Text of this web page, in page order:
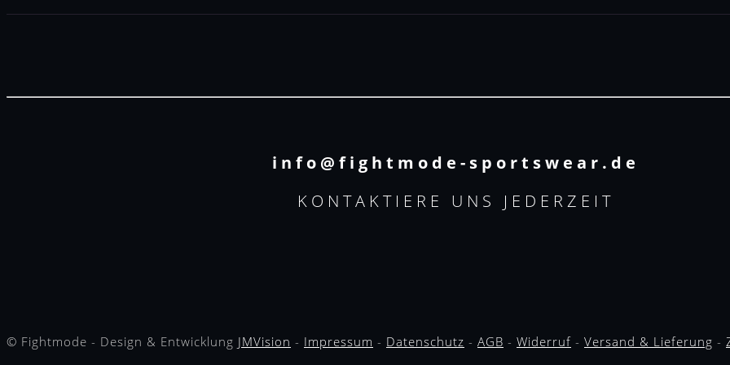
info@fightmode-sportswear.de
KONTAKTIERE UNS JEDERZEIT
© Fightmode - Design & Entwicklung JMVision - Impressum - Datenschutz - AGB - Widerruf - Versand & Lieferung -